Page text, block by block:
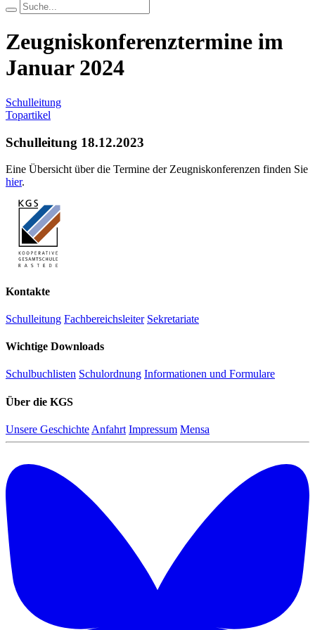
Zeugniskonferenztermine im
Januar 2024
Schulleitung
Topartikel
Schulleitung 18.12.2023
Eine Übersicht über die Termine der Zeugniskonferenzen finden Sie
hier.
Kontakte
Schulleitung Fachbereichsleiter Sekretariate
Wichtige Downloads
Schulbuchlisten Schulordnung Informationen und Formulare
Über die KGS
Unsere Geschichte Anfahrt Impressum Mensa